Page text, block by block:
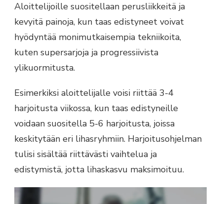
Aloittelijoille suositellaan perusliikkeitä ja
kevyitä painoja, kun taas edistyneet voivat
hyödyntää monimutkaisempia tekniikoita,
kuten supersarjoja ja progressiivista
ylikuormitusta.
Esimerkiksi aloittelijalle voisi riittää 3-4
harjoitusta viikossa, kun taas edistyneille
voidaan suositella 5-6 harjoitusta, joissa
keskitytään eri lihasryhmiin. Harjoitusohjelman
tulisi sisältää riittävästi vaihtelua ja
edistymistä, jotta lihaskasvu maksimoituu.